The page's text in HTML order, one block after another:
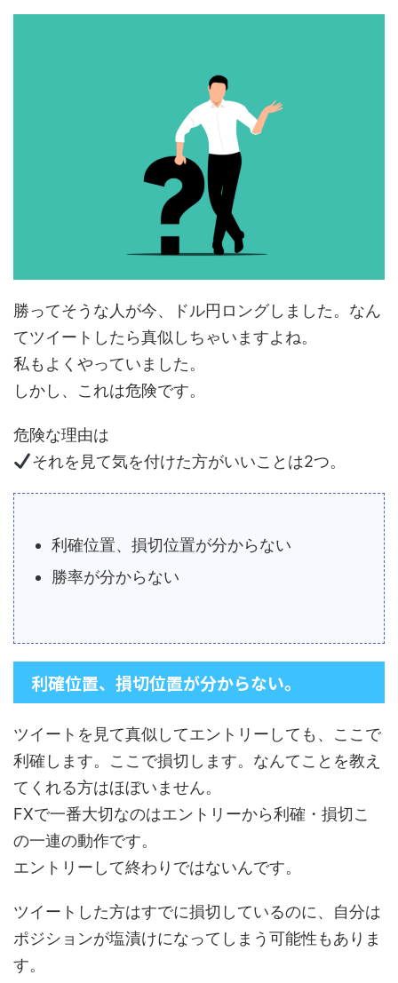
勝ってそうな人が今、ドル円ロングしました。なん
てツイートしたら真似しちゃいますよね。
私もよくやっていました。
しかし、これは危険です。
危険な理由は
それを見て気を付けた方がいいことは2つ。
利確位置、損切位置が分からない
勝率が分からない
利確位置、損切位置が分からない。
ツイートを見て真似してエントリーしても、ここで
利確します。ここで損切します。なんてことを教え
てくれる方はほぼいません。
FXで一番大切なのはエントリーから利確・損切こ
の一連の動作です。
エントリーして終わりではないんです。
ツイートした方はすでに損切しているのに、自分は
ポジションが塩漬けになってしまう可能性もありま
す。